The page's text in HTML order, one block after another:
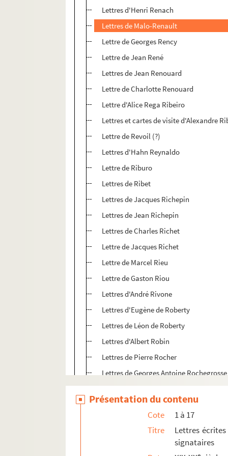
Lettres d'Henri Renach
Lettres de Malo-Renault
Lettre de Georges Rency
Lettre de Jean René
Lettres de Jean Renouard
Lettre de Charlotte Renouard
Lettre d'Alice Rega Ribeiro
Lettres et cartes de visite d'Alexandre
Lettre de Revoil (?)
Lettres d'Hahn Reynaldo
Lettre de Riburo
Lettres de Ribet
Lettres de Jacques Richepin
Lettres de Jean Richepin
Lettres de Charles Richet
Lettre de Jacques Richet
Lettre de Marcel Rieu
Lettre de Gaston Riou
Lettres d'André Rivone
Lettres d'Eugène de Roberty
Lettres de Léon de Roberty
Lettres d'Albert Robin
Lettres de Pierre Rocher
Lettres de Georges Antoine Rochegrosse
Lettres de Rod
Lettre de Jean Rodes
Lettre de P. M Rodin
Lettre d'Auguste Rodin
Présentation du contenu
Cote
1 à 17
Titre
Lettres
signataires